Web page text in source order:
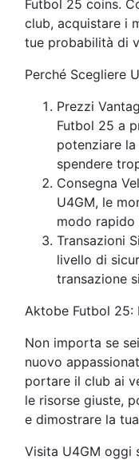
Futbol 25 coins.
club, acquistare i
tue probabilità di
Perché Scegliere
Prezzi
Futbol 25 a
potenziare
spendere
Consegna
U4GM, le
modo
Transazioni
livello di
transazione
Aktobe Futbol 25:
Non importa se
nuovo
portare il club ai
le risorse giuste,
e dimostrare la
Visita U4GM oggi